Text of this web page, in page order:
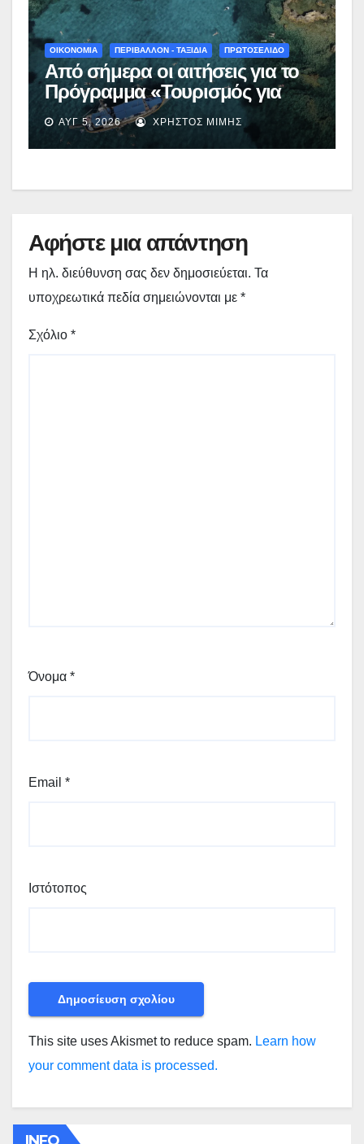
ΟΙΚΟΝΟΜΙΑ ΠΕΡΙΒΑΛΛΟΝ - ΤΑΞΙΔΙΑ ΠΡΩΤΟΣΕΛΙΔΟ
Από σήμερα οι αιτήσεις για το
Πρόγραμμα «Τουρισμός για
Όλους 2026-2027» – Πότε λήγει
η προσθεσμία
ΑΥΓ 5, 2026 ΧΡΉΣΤΟΣ ΜΊΜΗΣ
Αφήστε μια απάντηση
Η ηλ. διεύθυνση σας δεν δημοσιεύεται. Τα
υποχρεωτικά πεδία σημειώνονται με *
Σχόλιο *
Όνομα *
Email *
Ιστότοπος
This site uses Akismet to reduce spam. Learn how
your comment data is processed.